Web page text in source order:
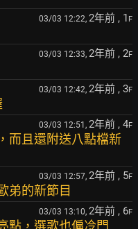
03/03 12:22, 2年前 , 1 F
03/03 12:33, 2年前 , 2F
03/03 12:42, 2年前 , 3F
03/03 12:51, 2年前 , 4F
而且還附送八點檔新
03/03 12:57, 2年前 , 5F
弟的新節目
03/03 13:10, 2年前 , 6F
點，選歌也偏冷門